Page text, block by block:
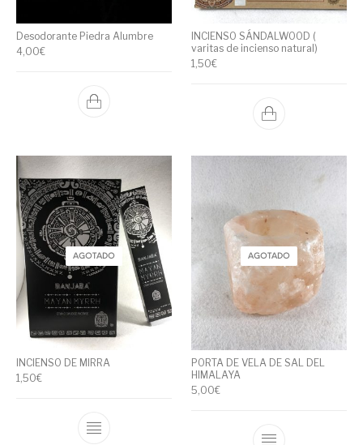
Desodorante Piedra Alumbre
4,00€
INCIENSO SÁNDALWOOD (
varitas de incienso natural)
1,50€
AGOTADO
INCIENSO DE MIRRA
1,50€
AGOTADO
PORTA DE VELA DE SAL DEL
HIMALAYA
5,00€